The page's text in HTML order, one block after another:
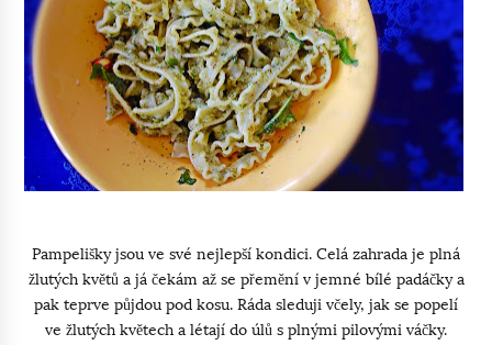
Pampelišky jsou ve své nejlepší kondici. Celá zahrada je plná
žlutých květů a já čekám až se přemění v jemné bílé padáčky a
pak teprve půjdou pod kosu. Ráda sleduji včely, jak se popelí
ve žlutých květech a létají do úlů s plnými pilovými váčky.